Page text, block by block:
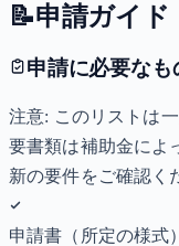
📝申請ガイド
申請に必要なも
注意: このリストは
要書類は補助金によ
新の要件をご確認く
申請書（所定の様式）